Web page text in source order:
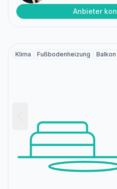
Anbieter
Klima Fußbodenheizung Balkon